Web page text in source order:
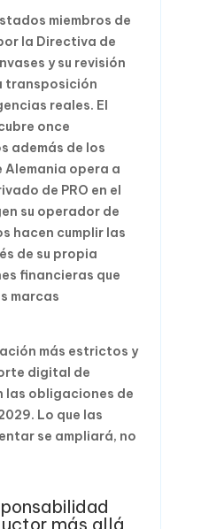
miembros de
la Directiva de
y su revisión
transposición
reales. El
once
además de los
Alemania opera a
de PRO en el
su operador de
hacen cumplir las
de su propia
financieras que
marcas
más estrictos y
digital de
obligaciones de
Lo que las
se ampliará, no
más allá